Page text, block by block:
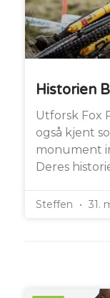
Historien
Utforsk Fox
også kjent
monument
Deres
Steffen 31.